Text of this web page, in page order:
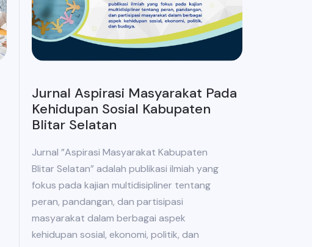
Jurnal Aspirasi Masyarakat Pada
Kehidupan Sosial Kabupaten
Blitar Selatan
Jurnal ”Aspirasi Masyarakat Kabupaten
Blitar Selatan” adalah publikasi ilmiah yang
fokus pada kajian multidisipliner tentang
peran, pandangan, dan partisipasi
masyarakat dalam berbagai aspek
kehidupan sosial, ekonomi, politik, dan